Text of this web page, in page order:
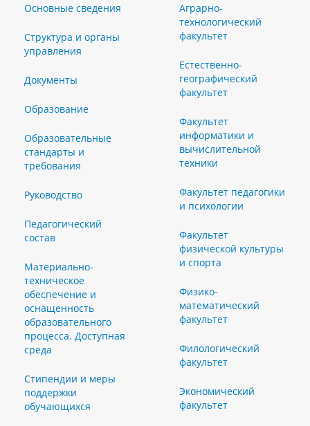
Основные сведения
Структура и органы
управления
Документы
Образование
Образовательные
стандарты и
требования
Руководство
Педагогический
состав
Материально-
техническое
обеспечение и
оснащенность
образовательного
процесса. Доступная
среда
Стипендии и меры
поддержки
обучающихся
Аграрно-
технологический
факультет
Естественно-
географический
факультет
Факультет
информатики и
вычислительной
техники
Факультет педагогики
и психологии
Факультет
физической культуры
и спорта
Физико-
математический
факультет
Филологический
факультет
Экономический
факультет